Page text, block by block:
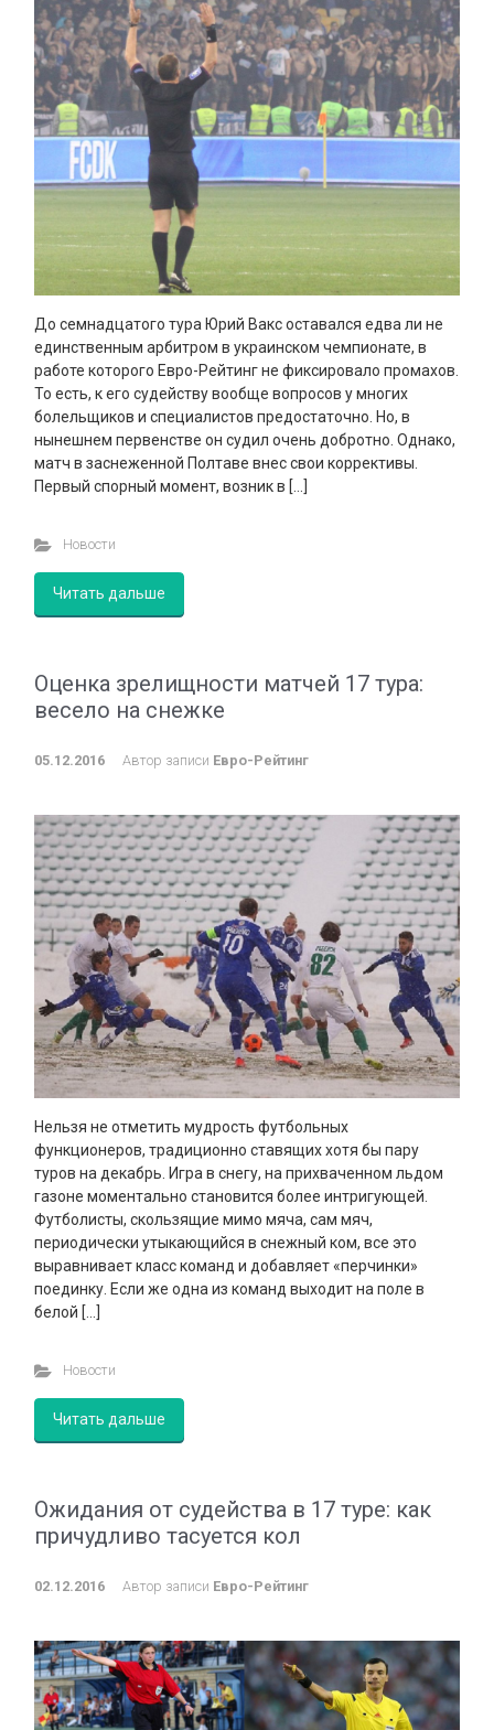
До семнадцатого тура Юрий Вакс оставался едва ли не
единственным арбитром в украинском чемпионате, в
работе которого Евро-Рейтинг не фиксировало промахов.
То есть, к его судейству вообще вопросов у многих
болельщиков и специалистов предостаточно. Но, в
нынешнем первенстве он судил очень добротно. Однако,
матч в заснеженной Полтаве внес свои коррективы.
Первый спорный момент, возник в […]
Новости
Читать дальше
Оценка зрелищности матчей 17 тура:
весело на снежке
05.12.2016 Автор записи Евро-Рейтинг
Нельзя не отметить мудрость футбольных
функционеров, традиционно ставящих хотя бы пару
туров на декабрь. Игра в снегу, на прихваченном льдом
газоне моментально становится более интригующей.
Футболисты, скользящие мимо мяча, сам мяч,
периодически утыкающийся в снежный ком, все это
выравнивает класс команд и добавляет «перчинки»
поединку. Если же одна из команд выходит на поле в
белой […]
Новости
Читать дальше
Ожидания от судейства в 17 туре: как
причудливо тасуется кол
02.12.2016 Автор записи Евро-Рейтинг